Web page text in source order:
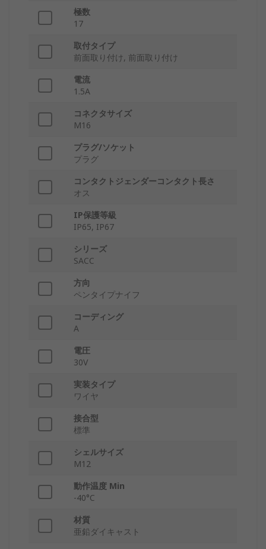
極数
17
取付タイプ
前面取り付け, 前面取り付け
電流
1.5A
コネクタサイズ
M16
プラグ/ソケット
プラグ
コンタクトジェンダーコンタクト長さ
オス
IP保護等級
IP65, IP67
シリーズ
SACC
方向
ペンタイプナイフ
コーディング
A
電圧
30V
実装タイプ
ワイヤ
接合型
標準
シェルサイズ
M12
動作温度 Min
-40°C
材質
亜鉛ダイキャスト